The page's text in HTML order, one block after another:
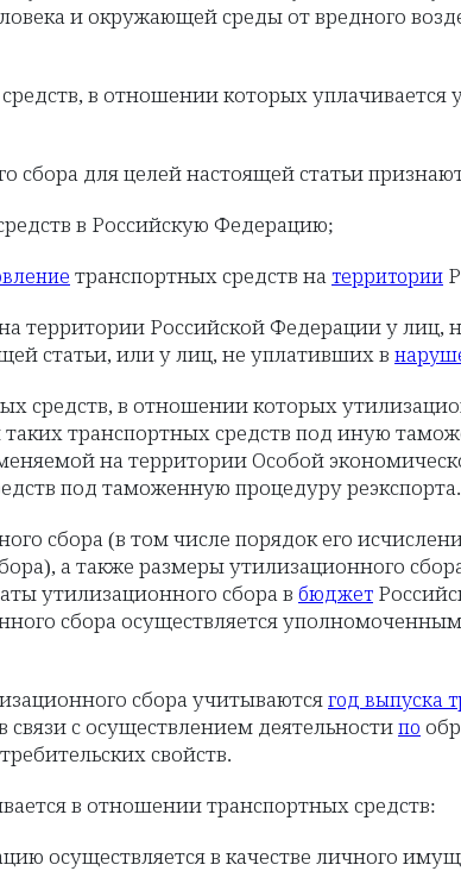
и окружающей среды от вредного
в отношении которых
сбора для целей настоящей статьи
в Российскую Федерацию;
транспортных средств на территории
территории Российской Федерации у лиц,
статьи, или у лиц, не уплативших в
средств, в отношении которых
транспортных средств под иную
на территории Особой
под таможенную процедуру реэкспорта.
сбора (в том числе порядок его
а также размеры утилизационного
утилизационного сбора в бюджет
сбора осуществляется
сбора учитываются год выпуска
с осуществлением деятельности по
свойств.
в отношении транспортных средств:
осуществляется в качестве личного